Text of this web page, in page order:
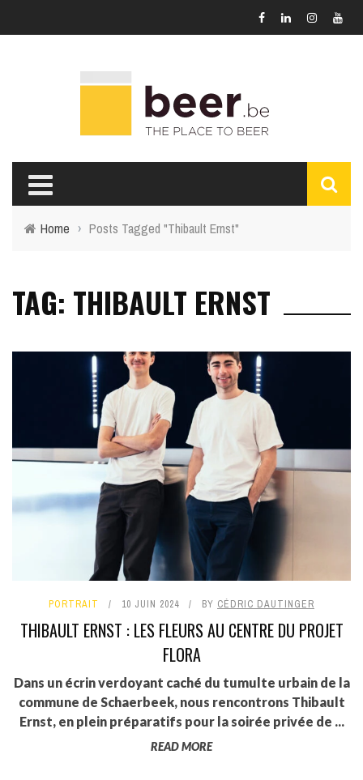
Home › Posts Tagged "Thibault Ernst"
TAG: THIBAULT ERNST
PORTRAIT 10 JUIN 2024 BY CÉDRIC DAUTINGER
THIBAULT ERNST : LES FLEURS AU CENTRE DU PROJET
FLORA
Dans un écrin verdoyant caché du tumulte urbain de la
commune de Schaerbeek, nous rencontrons Thibault
Ernst, en plein préparatifs pour la soirée privée de ...
READ MORE